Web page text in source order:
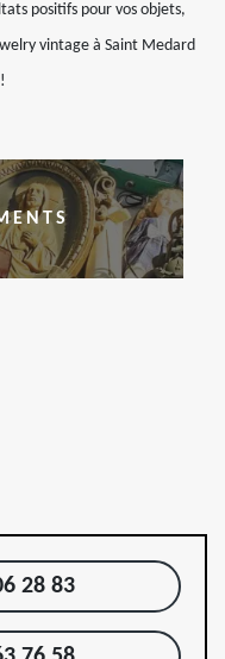
positifs pour vos objets,
vintage à Saint Medard
28 83